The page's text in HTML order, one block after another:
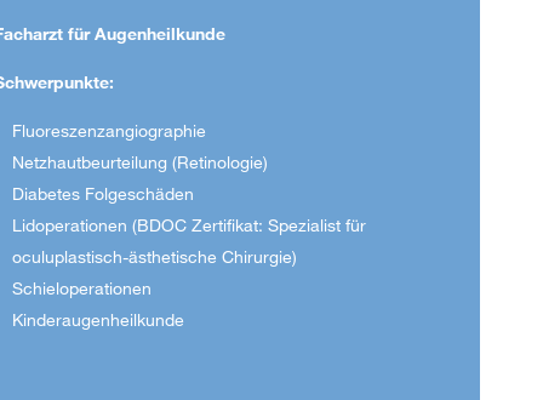
für Augenheilkunde
Fluoreszenzangiographie
Netzhautbeurteilung (Retinologie)
Diabetes Folgeschäden
Lidoperationen (BDOC Zertifikat: Spezialist für
oculuplastisch-ästhetische Chirurgie)
Schieloperationen
Kinderaugenheilkunde